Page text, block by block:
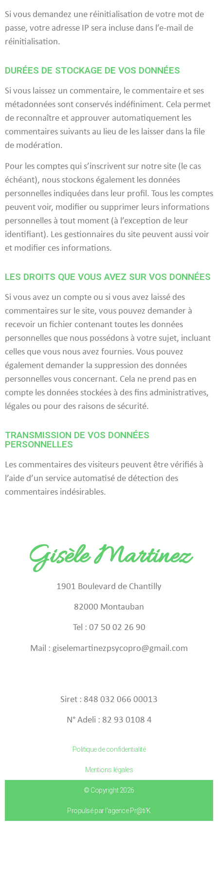
Si vous demandez une réinitialisation de votre mot de
passe, votre adresse IP sera incluse dans l’e-mail de
réinitialisation.
DURÉES DE STOCKAGE DE VOS DONNÉES
Si vous laissez un commentaire, le commentaire et ses
métadonnées sont conservés indéfiniment. Cela permet
de reconnaître et approuver automatiquement les
commentaires suivants au lieu de les laisser dans la file
de modération.
Pour les comptes qui s’inscrivent sur notre site (le cas
échéant), nous stockons également les données
personnelles indiquées dans leur profil. Tous les comptes
peuvent voir, modifier ou supprimer leurs informations
personnelles à tout moment (à l’exception de leur
identifiant). Les gestionnaires du site peuvent aussi voir
et modifier ces informations.
LES DROITS QUE VOUS AVEZ SUR VOS DONNÉES
Si vous avez un compte ou si vous avez laissé des
commentaires sur le site, vous pouvez demander à
recevoir un fichier contenant toutes les données
personnelles que nous possédons à votre sujet, incluant
celles que vous nous avez fournies. Vous pouvez
également demander la suppression des données
personnelles vous concernant. Cela ne prend pas en
compte les données stockées à des fins administratives,
légales ou pour des raisons de sécurité.
TRANSMISSION DE VOS DONNÉES
PERSONNELLES
Les commentaires des visiteurs peuvent être vérifiés à
l’aide d’un service automatisé de détection des
commentaires indésirables.
Gisèle Martinez
1901 Boulevard de Chantilly
82000 Montauban
Tel : 07 50 02 26 90
Mail : giselemartinezpsycopro@gmail.com
Siret : 848 032 066 00013
N° Adeli : 82 93 0108 4
Politique de confidentialité
Mentions légales
© Copyright 2026
Propulsé par l'agence Pr@ti'K